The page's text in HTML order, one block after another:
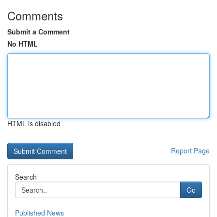
Comments
Submit a Comment
No HTML
HTML is disabled
Report Page
Search
Go
Published News